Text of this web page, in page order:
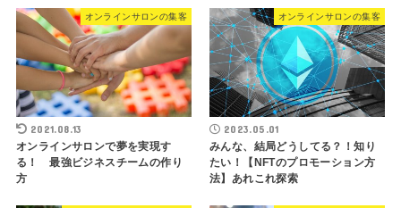
オンラインサロンの集客
2021.08.13
オンラインサロンで夢を実現す
る！ 最強ビジネスチームの作り
方
オンラインサロンの集客
2023.05.01
みんな、結局どうしてる？！知り
たい！【NFTのプロモーション方
法】あれこれ探索